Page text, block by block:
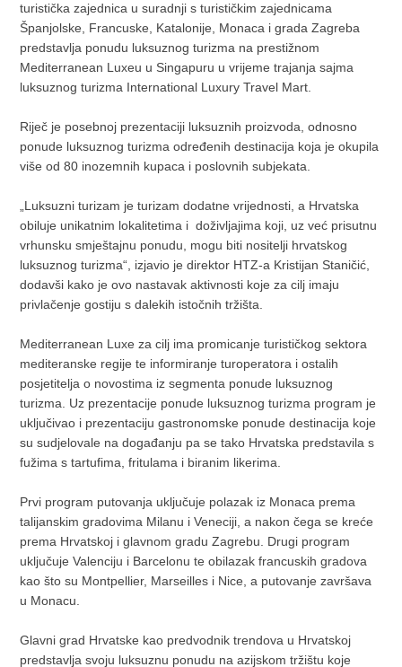
turistička zajednica u suradnji s turističkim zajednicama
Španjolske, Francuske, Katalonije, Monaca i grada Zagreba
predstavlja ponudu luksuznog turizma na prestižnom
Mediterranean Luxeu u Singapuru u vrijeme trajanja sajma
luksuznog turizma International Luxury Travel Mart.
Riječ je posebnoj prezentaciji luksuznih proizvoda, odnosno
ponude luksuznog turizma određenih destinacija koja je okupila
više od 80 inozemnih kupaca i poslovnih subjekata.
„Luksuzni turizam je turizam dodatne vrijednosti, a Hrvatska
obiluje unikatnim lokalitetima i doživljajima koji, uz već prisutnu
vrhunsku smještajnu ponudu, mogu biti nositelji hrvatskog
luksuznog turizma“, izjavio je direktor HTZ-a Kristijan Staničić,
dodavši kako je ovo nastavak aktivnosti koje za cilj imaju
privlačenje gostiju s dalekih istočnih tržišta.
Mediterranean Luxe za cilj ima promicanje turističkog sektora
mediteranske regije te informiranje turoperatora i ostalih
posjetitelja o novostima iz segmenta ponude luksuznog
turizma. Uz prezentacije ponude luksuznog turizma program je
uključivao i prezentaciju gastronomske ponude destinacija koje
su sudjelovale na događanju pa se tako Hrvatska predstavila s
fužima s tartufima, fritulama i biranim likerima.
Prvi program putovanja uključuje polazak iz Monaca prema
talijanskim gradovima Milanu i Veneciji, a nakon čega se kreće
prema Hrvatskoj i glavnom gradu Zagrebu. Drugi program
uključuje Valenciju i Barcelonu te obilazak francuskih gradova
kao što su Montpellier, Marseilles i Nice, a putovanje završava
u Monacu.
Glavni grad Hrvatske kao predvodnik trendova u Hrvatskoj
predstavlja svoju luksuznu ponudu na azijskom tržištu koje